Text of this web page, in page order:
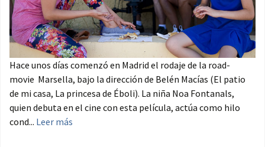
Hace unos días comenzó en Madrid el rodaje de la road-
movie Marsella, bajo la dirección de Belén Macías (El patio
de mi casa, La princesa de Éboli). La niña Noa Fontanals,
quien debuta en el cine con esta película, actúa como hilo
cond... Leer más